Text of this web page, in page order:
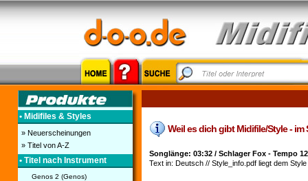
• Midifiles & Styles
» Neuerscheinungen
» Titel von A-Z
• Titel nach Instrument
Genos 2 (Genos)
Weil es dich gibt Midifile/Style -
Songlänge: 03:32 / Schlager Fox - Tempo
Text in: Deutsch // Style_info.pdf liegt dem